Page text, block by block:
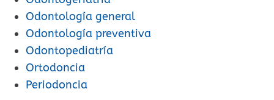
Odontología general
Odontología preventiva
Odontopediatría
Ortodoncia
Periodoncia